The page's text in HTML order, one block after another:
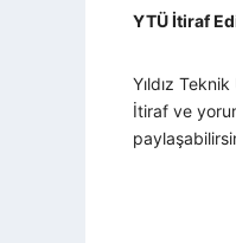
YTÜ İtiraf
Yıldız
İtiraf ve